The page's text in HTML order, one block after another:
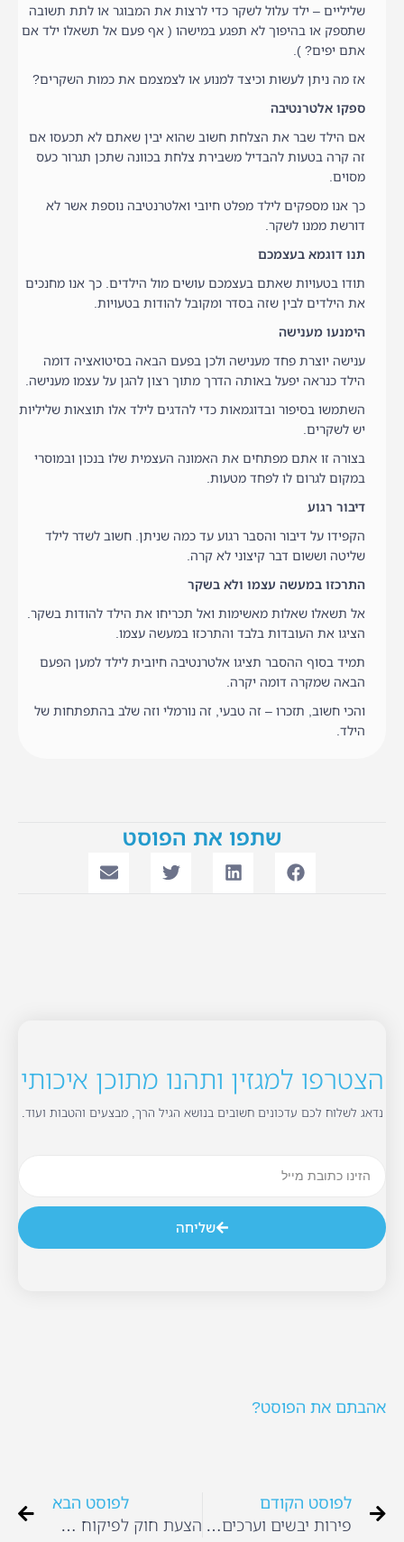
שליליים – ילד עלול לשקר כדי לרצות את המבוגר או לתת תשובה
שתספק או בהיפוך לא תפגע במישהו ( אף פעם אל תשאלו ילד אם
אתם יפים? ).
אז מה ניתן לעשות וכיצד למנוע או לצמצמם את כמות השקרים?
ספקו אלטרנטיבה
אם הילד שבר את הצלחת חשוב שהוא יבין שאתם לא תכעסו אם
זה קרה בטעות להבדיל משבירת צלחת בכוונה שתכן תגרור כעס
מסוים.
כך אנו מספקים לילד מפלט חיובי ואלטרנטיבה נוספת אשר לא
דורשת ממנו לשקר.
תנו דוגמא בעצמכם
תודו בטעויות שאתם בעצמכם עושים מול הילדים. כך אנו מחנכים
את הילדים לבין שזה בסדר ומקובל להודות בטעויות.
הימנעו מענישה
ענישה יוצרת פחד מענישה ולכן בפעם הבאה בסיטואציה דומה
הילד כנראה יפעל באותה הדרך מתוך רצון להגן על עצמו מענישה.
השתמשו בסיפור ובדוגמאות כדי להדגים לילד אלו תוצאות שליליות
יש לשקרים.
בצורה זו אתם מפתחים את האמונה העצמית שלו בנכון ובמוסרי
במקום לגרום לו לפחד מטעות.
דיבור רגוע
הקפידו על דיבור והסבר רגוע עד כמה שניתן. חשוב לשדר לילד
שליטה וששום דבר קיצוני לא קרה.
התרכזו במעשה עצמו ולא בשקר
אל תשאלו שאלות מאשימות ואל תכריחו את הילד להודות בשקר.
הציגו את העובדות בלבד והתרכזו במעשה עצמו.
תמיד בסוף ההסבר תציגו אלטרנטיבה חיובית לילד למען הפעם
הבאה שמקרה דומה יקרה.
והכי חשוב, תזכרו – זה טבעי, זה נורמלי וזה שלב בהתפתחות של
הילד.
שתפו את הפוסט
הצטרפו למגזין ותהנו מתוכן איכותי
נדאג לשלוח לכם עדכונים חשובים בנושא הגיל הרך, מבצעים והטבות ועוד.
שליחה
אהבתם את הפוסט?
לפוסט הקודם
פירות יבשים וערכים תזונתיים
לפוסט הבא
הצעת חוק לפיקוח על הצהרונים